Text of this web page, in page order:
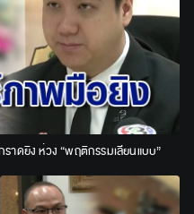
าดยิง ห่วง “พฤติกรรมเลียนแบบ”